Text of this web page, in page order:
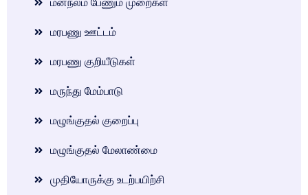
மரபணு ஊட்டம்
மரபணு குறியீடுகள்
மருந்து மேம்பாடு
மழுங்குதல் குறைப்பு
மழுங்குதல் மேலாண்மை
முதியோருக்கு உடற்பயிற்சி